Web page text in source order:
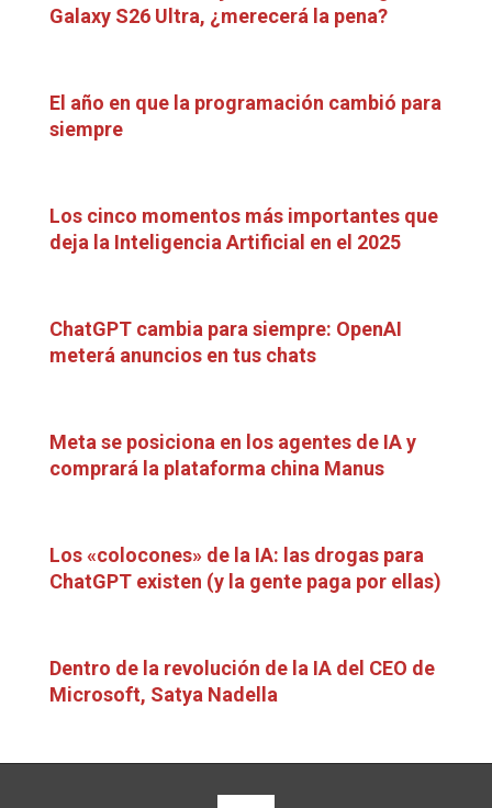
Galaxy S26 Ultra, ¿merecerá la pena?
El año en que la programación cambió para
siempre
Los cinco momentos más importantes que
deja la Inteligencia Artificial en el 2025
ChatGPT cambia para siempre: OpenAI
meterá anuncios en tus chats
Meta se posiciona en los agentes de IA y
comprará la plataforma china Manus
Los «colocones» de la IA: las drogas para
ChatGPT existen (y la gente paga por ellas)
Dentro de la revolución de la IA del CEO de
Microsoft, Satya Nadella